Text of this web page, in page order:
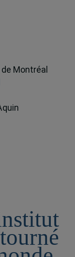
Montréal